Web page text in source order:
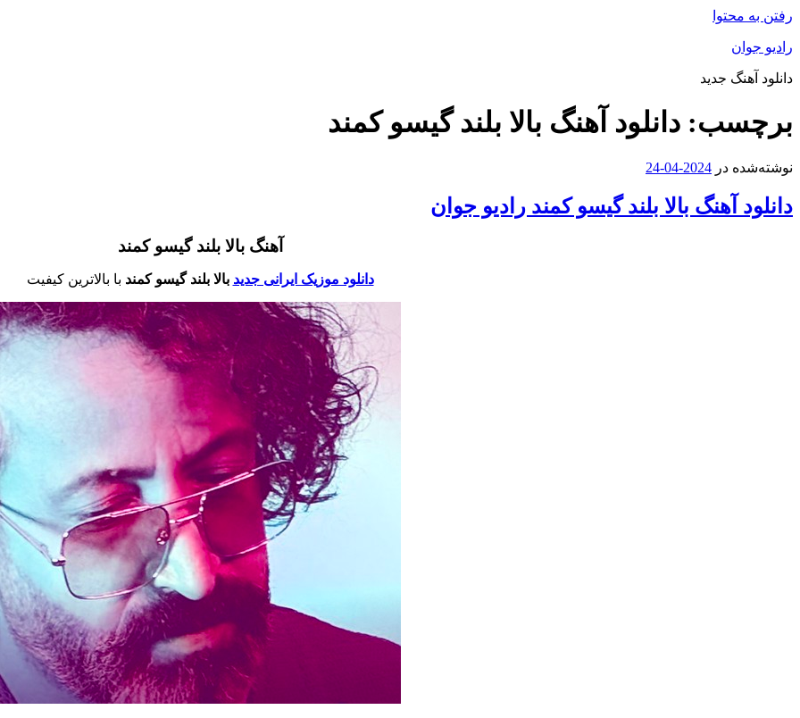
رفتن به محتوا
رادیو جوان
دانلود آهنگ جدید
برچسب: دانلود آهنگ بالا بلند گیسو کمند
نوشته‌شده در 2024-04-24
دانلود آهنگ بالا بلند گیسو کمند رادیو جوان
آهنگ بالا بلند گیسو کمند
دانلود موزیک ایرانی جدید بالا بلند گیسو کمند با بالاترین کیفیت